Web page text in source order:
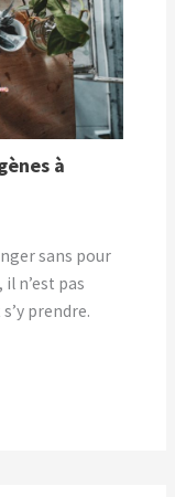
à
sans pour
n’est pas
prendre.